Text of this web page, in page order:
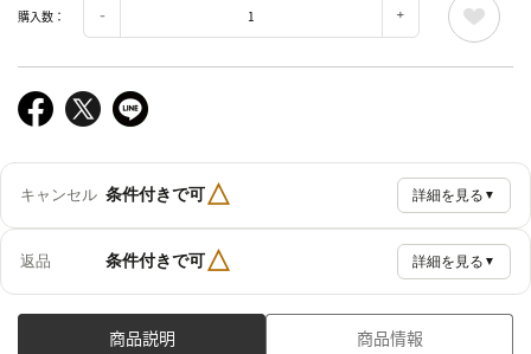
購入数：
キャンセル 条件付きで可△ 詳細を見る ▼
返品 条件付きで可△ 詳細を見る ▼
商品説明 商品情報